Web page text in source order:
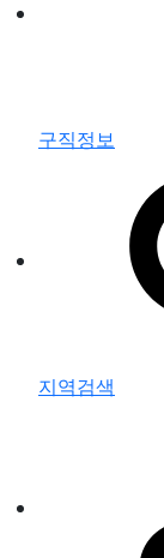
구직정보
지역검색